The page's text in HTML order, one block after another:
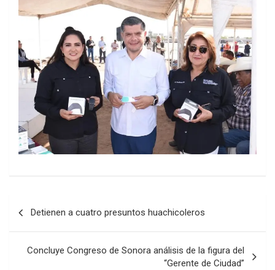
Detienen a cuatro presuntos huachicoleros
Concluye Congreso de Sonora análisis de la figura del
“Gerente de Ciudad”